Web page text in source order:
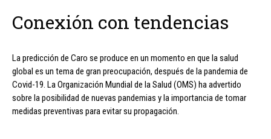
Conexión con tendencias
La predicción de Caro se produce en un momento en que la salud
global es un tema de gran preocupación, después de la pandemia de
Covid-19. La Organización Mundial de la Salud (OMS) ha advertido
sobre la posibilidad de nuevas pandemias y la importancia de tomar
medidas preventivas para evitar su propagación.